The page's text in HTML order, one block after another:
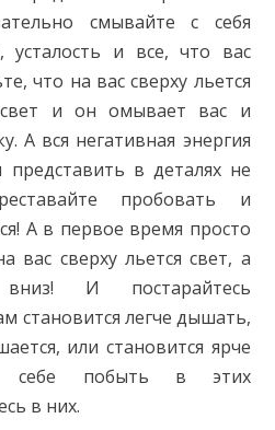
смывайте с себя
усталость и все, что вас
что на вас сверху льется
и он омывает вас и
А вся негативная энергия
представить в деталях не
пробовать и
А в первое время просто
вас сверху льется свет, а
И постарайтесь
становится легче дышать,
или становится ярче
себе побыть в этих
в них.